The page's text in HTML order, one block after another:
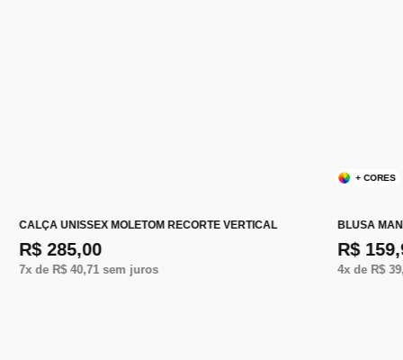
CALÇA UNISSEX MOLETOM RECORTE VERTICAL
R$ 285,00
7x de R$ 40,71sem juros
+ CORES
BLUSA
R$
4x de R$